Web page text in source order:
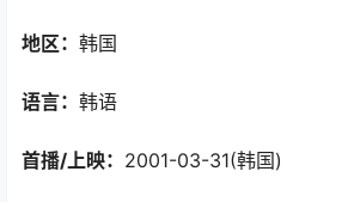
地区： 韩国
语言： 韩语
首播/上映： 2001-03-31(韩国)